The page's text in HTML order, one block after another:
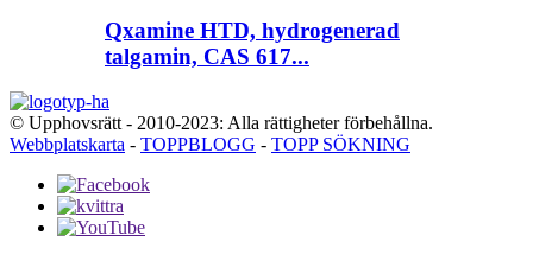
Qxamine HTD, hydrogenerad
talgamin, CAS 617...
© Upphovsrätt - 2010-2023: Alla rättigheter förbehållna.
Webbplatskarta - TOPPBLOGG - TOPP SÖKNING